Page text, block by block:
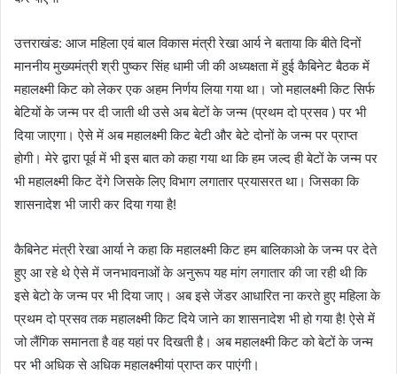
उत्तराखंड: आज महिला एवं बाल विकास मंत्री रेखा आर्य ने बताया कि बीते दिनों
माननीय मुख्यमंत्री श्री पुष्कर सिंह धामी जी की अध्यक्षता में हुई कैबिनेट बैठक में
महालक्ष्मी किट को लेकर एक अहम निर्णय लिया गया था। जो महालक्ष्मी किट सिर्फ
बेटियों के जन्म पर दी जाती थी उसे अब बेटों के जन्म (प्रथम दो प्रसव ) पर भी
दिया जाएगा। ऐसे में अब महालक्ष्मी किट बेटी और बेटे दोनों के जन्म पर प्राप्त
होगी। मेरे द्वारा पूर्व में भी इस बात को कहा गया था कि हम जल्द ही बेटों के जन्म पर
भी महालक्ष्मी किट देंगे जिसके लिए विभाग लगातार प्रयासरत था। जिसका कि
शासनादेश भी जारी कर दिया गया है!
कैबिनेट मंत्री रेखा आर्या ने कहा कि महालक्ष्मी किट हम बालिकाओ के जन्म पर देते
हुए आ रहे थे ऐसे में जनभावनाओं के अनुरूप यह मांग लगातार की जा रही थी कि
इसे बेटो के जन्म पर भी दिया जाए। अब इसे जेंडर आधारित ना करते हुए महिला के
प्रथम दो प्रसव तक महालक्ष्मी किट दिये जाने का शासनादेश भी हो गया है! ऐसे में
जो लैंगिक समानता है वह यहां पर दिखती है। अब महालक्ष्मी किट को बेटों के जन्म
पर भी अधिक से अधिक महालक्ष्मीयां प्राप्त कर पाएंगी।